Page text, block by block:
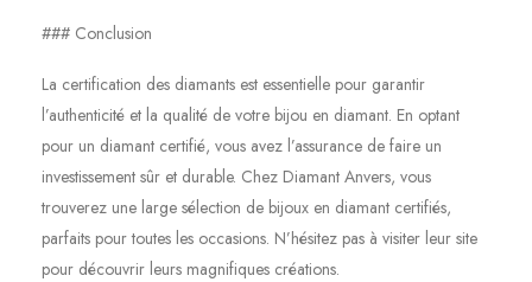
### Conclusion
La certification des diamants est essentielle pour garantir
l’authenticité et la qualité de votre bijou en diamant. En optant
pour un diamant certifié, vous avez l’assurance de faire un
investissement sûr et durable. Chez Diamant Anvers, vous
trouverez une large sélection de bijoux en diamant certifiés,
parfaits pour toutes les occasions. N’hésitez pas à visiter leur site
pour découvrir leurs magnifiques créations.